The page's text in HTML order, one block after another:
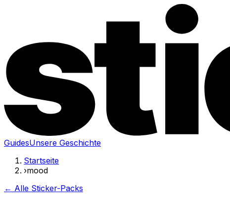
GuidesUnsere Geschichte
Startseite
›mood
← Alle Sticker-Packs